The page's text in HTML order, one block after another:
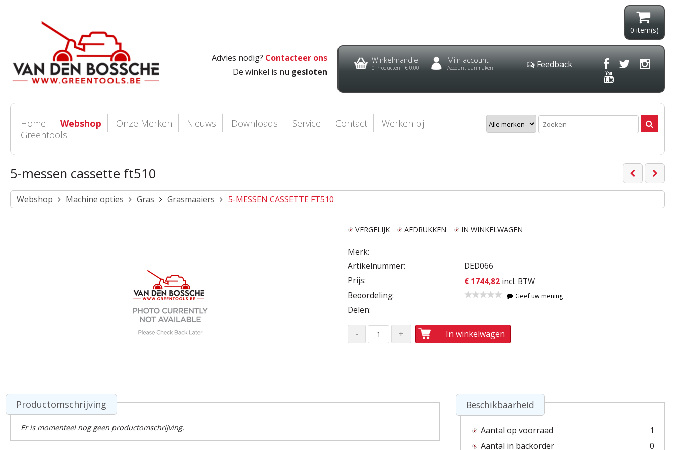
0 item(s)
Advies nodig? Contacteer ons
De winkel is nu gesloten
Winkelmandje
0 Producten - € 0,00
Mijn account
Account aanmaken Feedback
Home Webshop Onze Merken Nieuws Downloads Service Contact
Werken bij
Greentools
5-messen cassette ft510
Webshop Machine opties Gras Grasmaaiers 5-MESSEN CASSETTE FT510
VERGELIJK AFDRUKKEN IN WINKELWAGEN
Merk:
Artikelnummer:
DED066
Prijs:
€ 1744,82 incl. BTW
Beoordeling:
Geef uw mening
Delen:
In winkelwagen
Productomschrijving
Er is momenteel nog geen productomschrijving.
Beschikbaarheid
Aantal op voorraad
1
Aantal in backorder
0